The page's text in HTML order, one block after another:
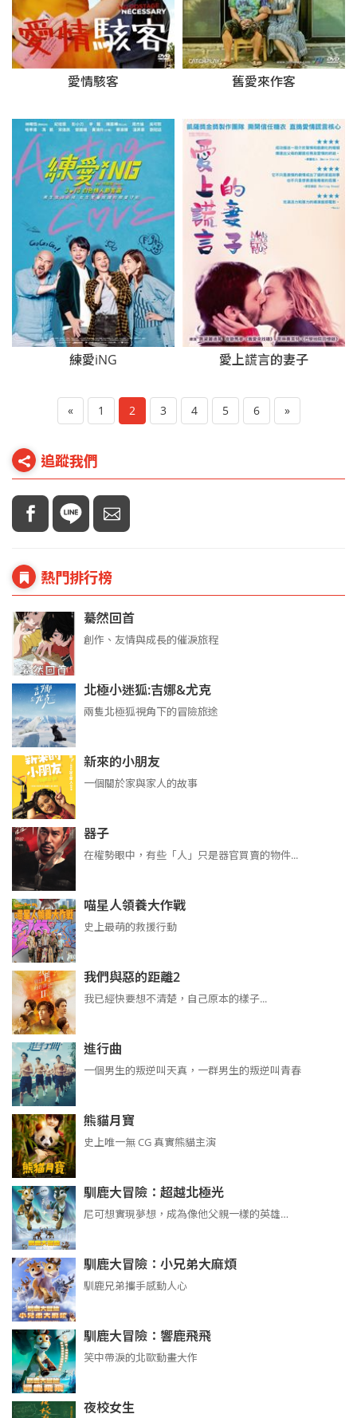
愛情駭客 舊愛來作客
練愛iNG 愛上謊言的妻子
« 1 2 3 4 5 6 »
追蹤我們
熱門排行榜
驀然回首
創作、友情與成長的催淚旅程
北極小迷狐:吉娜&尤克
兩隻北極狐視角下的冒險旅途
新來的小朋友
一個關於家與家人的故事
器子
在權勢眼中，有些「人」只是器官買賣的物件...
喵星人領養大作戰
史上最萌的救援行動
我們與惡的距離2
我已經快要想不清楚，自己原本的樣子...
進行曲
​​​一個男生的叛逆叫天真，一群男生的叛逆叫青春
熊貓月寶
史上唯一無 CG 真實熊貓主演
馴鹿大冒險：超越北極光
尼可想實現夢想，成為像他父親一樣的英雄…
馴鹿大冒險：小兄弟大麻煩
馴鹿兄弟攜手感動人心
馴鹿大冒險：響鹿飛飛
笑中帶淚的北歐動畫大作
夜校女生